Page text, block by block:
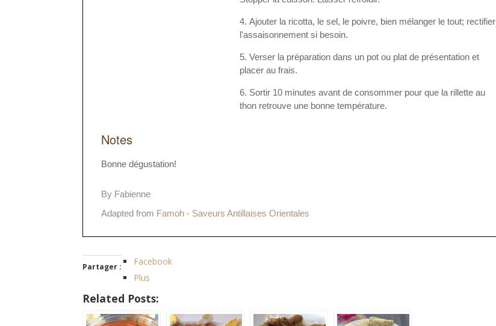
Ajouter la ricotta, le sel, le poivre, bien mélanger le tout; rectifier
l'assaisonnement si besoin.
Verser la préparation dans un pot ou plat de présentation et
placer au frais.
Sortir 10 minutes avant de consommer pour que la rillette au
thon retrouve une bonne température.
Notes
Bonne dégustation!
By Fabienne
Adapted from Famoh - Saveurs Antillaises Orientales
Partager :
Facebook
Plus
Related Posts: